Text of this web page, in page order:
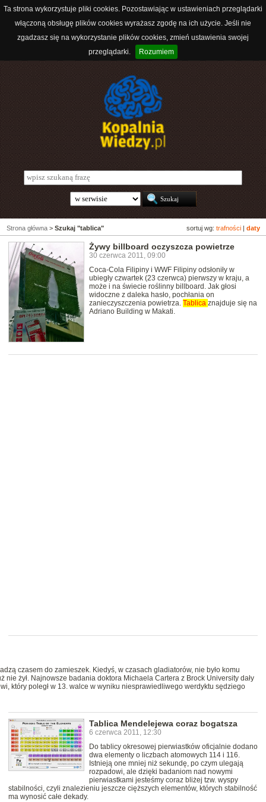
Ta strona wykorzystuje pliki cookies. Pozostawiając w ustawieniach przeglądarki
włączoną obsługę plików cookies wyrażasz zgodę na ich użycie. Jeśli nie
zgadzasz się na wykorzystanie plików cookies, zmień ustawienia swojej
przeglądarki.
Rozumiem
sortuj wg: trafności daty
Strona główna > Szukaj "tablica"
Żywy billboard oczyszcza powietrze
30 czerwca 2011, 09:00
Coca-Cola Filipiny i WWF Filipiny odsłoniły w
ubiegły czwartek (23 czerwca) pierwszy w kraju, a
może i na świecie roślinny billboard. Jak głosi
widoczne z daleka hasło, pochłania on
zanieczyszczenia powietrza. Tablica znajduje się na
Adriano Building w Makati.
czasem do zamieszek. Kiedyś, w czasach gladiatorów, nie było komu
nie żył. Najnowsze badania doktora Michaela Cartera z Brock University dały
który poległ w 13. walce w wyniku niesprawiedliwego werdyktu sędziego
Tablica Mendelejewa coraz bogatsza
6 czerwca 2011, 12:30
Do tablicy okresowej pierwiastków oficjalnie dodano
dwa elementy o liczbach atomowych 114 i 116.
Istnieją one mniej niż sekundę, po czym ulegają
rozpadowi, ale dzięki badaniom nad nowymi
pierwiastkami jesteśmy coraz bliżej tzw. wyspy
stabilności, czyli znalezieniu jeszcze cięższych elementów, których stabilność
ma wynosić całe dekady.